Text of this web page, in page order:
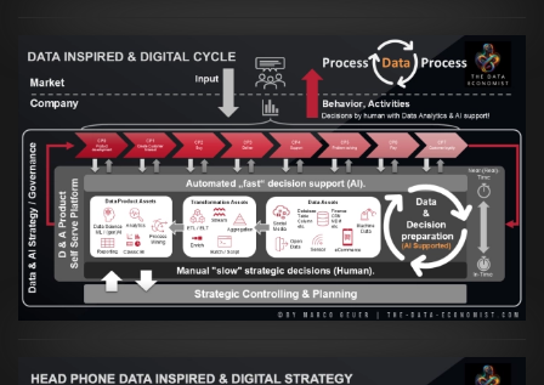
Artikel:Prozesse und Daten müssen Hand
in Hand gehen
VIEW